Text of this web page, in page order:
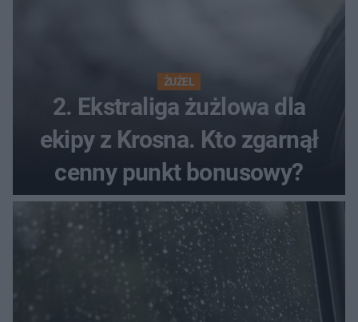
ŻUŻEL
2. Ekstraliga żużlowa dla
ekipy z Krosna. Kto zgarnął
cenny punkt bonusowy?